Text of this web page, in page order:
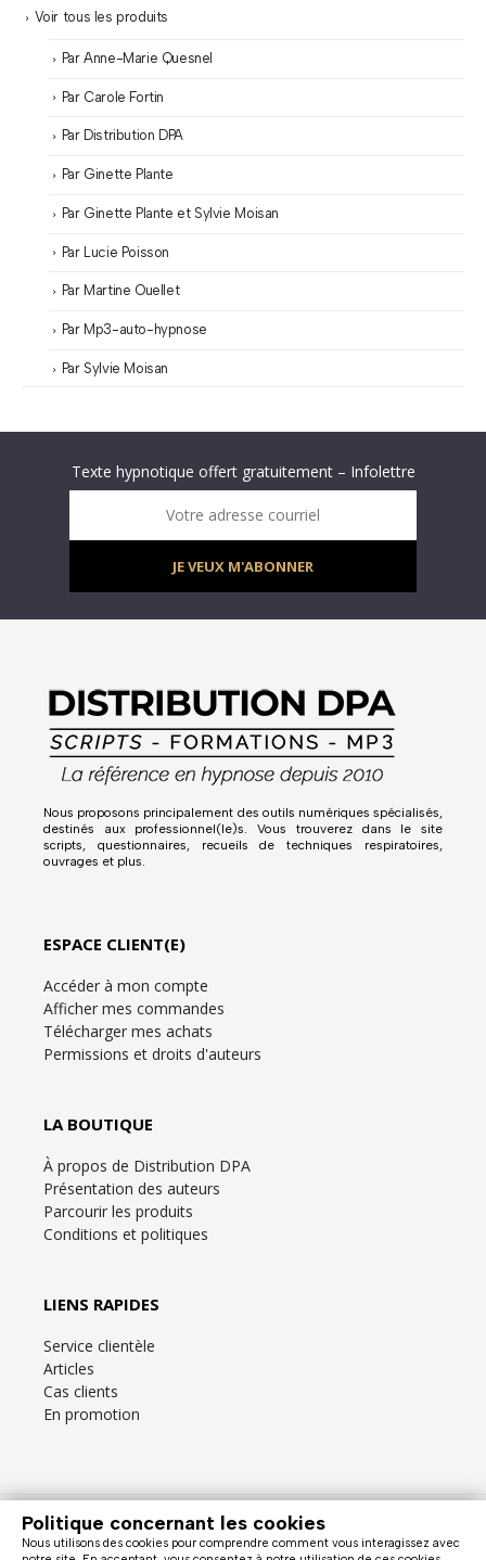
Voir tous les produits
Par Anne-Marie Quesnel
Par Carole Fortin
Par Distribution DPA
Par Ginette Plante
Par Ginette Plante et Sylvie Moisan
Par Lucie Poisson
Par Martine Ouellet
Par Mp3-auto-hypnose
Par Sylvie Moisan
Texte hypnotique offert gratuitement – Infolettre
Infolettre : obtenez un MP3 d’hypnose gratuit !
Votre adresse courriel
JE VEUX M'ABONNER
Nous proposons principalement des outils numériques spécialisés,
destinés aux professionnel(le)s. Vous trouverez dans le site
scripts, questionnaires, recueils de techniques respiratoires,
ouvrages et plus.
ESPACE CLIENT(E)
Accéder à mon compte
Afficher mes commandes
Télécharger mes achats
Permissions et droits d'auteurs
LA BOUTIQUE
À propos de Distribution DPA
Présentation des auteurs
Parcourir les produits
Conditions et politiques
LIENS RAPIDES
Service clientèle
Articles
Cas clients
En promotion
Besoin d’aide?Consultez laFAQ ou la section
Politique concernant les cookies
Nous utilisons des cookies pour comprendre comment vous interagissez avec